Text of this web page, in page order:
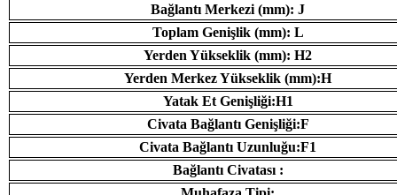
Bağlantı Merkezi (mm): J
Toplam Genişlik (mm): L
Yerden Yükseklik (mm): H2
Yerden Merkez Yükseklik (mm):H
Yatak Et Genişliği:H1
Civata Bağlantı Genişliği:F
Civata Bağlantı Uzunluğu:F1
Bağlantı Civatası :